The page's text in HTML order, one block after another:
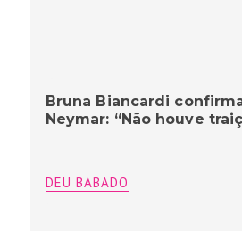
Bruna Biancardi
Neymar: “Não houve
DEU BABADO